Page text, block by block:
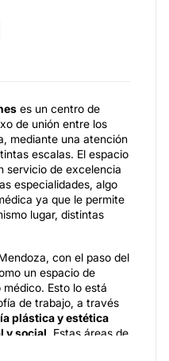
es un centro de
de unión entre los
mediante una atención
escalas. El espacio
servicio de excelencia
especialidades, algo
ya que le permite
lugar, distintas
con el paso del
un espacio de
Esto lo está
de trabajo, a través
plástica y estética
y social . Estas áreas de
manera la salud y el